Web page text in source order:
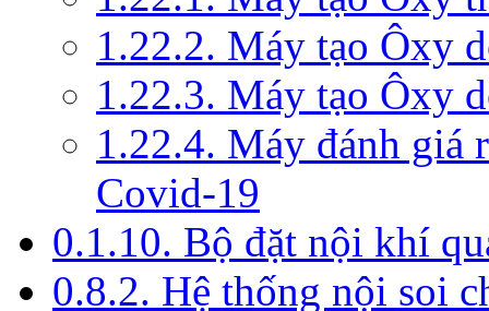
1.22.2. Máy tạo Ôxy
1.22.3. Máy tạo Ôxy
1.22.4. Máy đánh giá
Covid-19
0.1.10. Bộ đặt nội khí
0.8.2. Hệ thống nội soi